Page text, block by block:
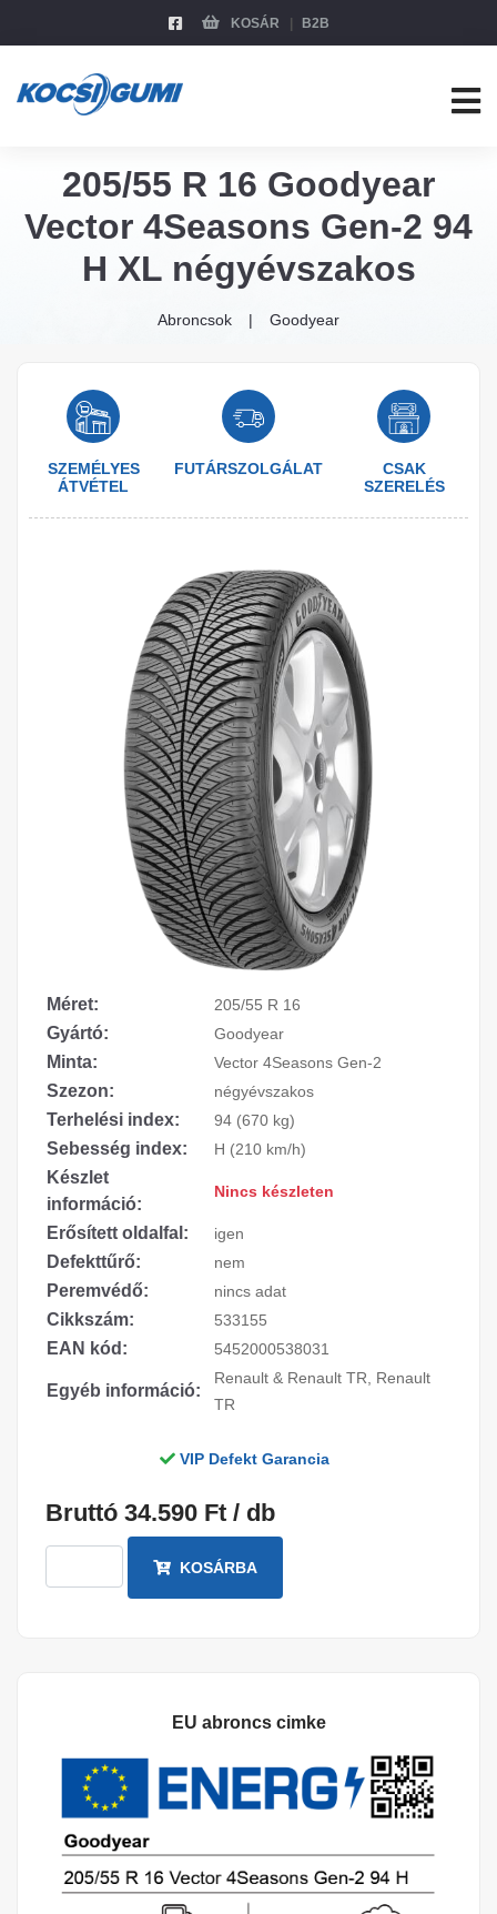
KOSÁR B2B
205/55 R 16 Goodyear
Vector 4Seasons Gen-2 94
H XL négyévszakos
Abroncsok Goodyear
SZEMÉLYES
ÁTVÉTEL
FUTÁRSZOLGÁLAT
CSAK
SZERELÉS
Méret: 205/55 R 16
Gyártó: Goodyear
Minta: Vector 4Seasons Gen-2
Szezon: négyévszakos
Terhelési index: 94 (670 kg)
Sebesség index: H (210 km/h)
Készlet
információ:
Nincs készleten
Erősített oldalfal: igen
Defekttűrő: nem
Peremvédő: nincs adat
Cikkszám: 533155
EAN kód: 5452000538031
Egyéb információ:
Renault & Renault TR, Renault
TR
VIP Defekt Garancia
Bruttó 34.590 Ft / db
KOSÁRBA
EU abroncs cimke